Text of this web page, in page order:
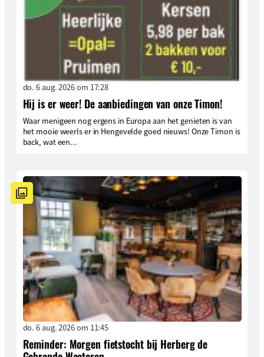
do. 6 aug. 2026 om 17:28
Hij is er weer! De aanbiedingen van onze Timon!
Waar menigeen nog ergens in Europa aan het genieten is van
het mooie weerIs er in Hengevelde goed nieuws! Onze Timon is
back, wat een...
do. 6 aug. 2026 om 11:45
Reminder: Morgen fietstocht bij Herberg de